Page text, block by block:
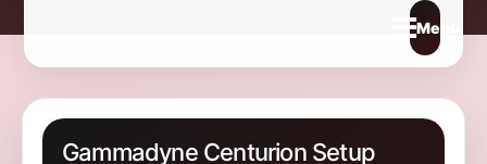
Abrir
Gammadyne Centurion Setup